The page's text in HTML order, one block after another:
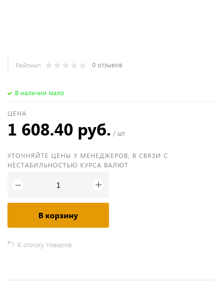
Рейтинг: 0 отзывов
В наличии мало
ЦЕНА
1 608.40 руб. / шт
УТОЧНЯЙТЕ ЦЕНЫ У МЕНЕДЖЕРОВ, В СВЯЗИ С
НЕСТАБИЛЬНОСТЬЮ КУРСА ВАЛЮТ
− +
В корзину
К списку товаров